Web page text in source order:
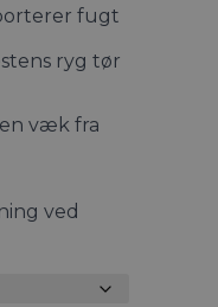
fugt
ryg tør
væk fra
ved